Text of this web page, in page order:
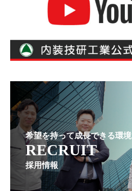
希望を持って成長できる環境
RECRUIT
採用情報